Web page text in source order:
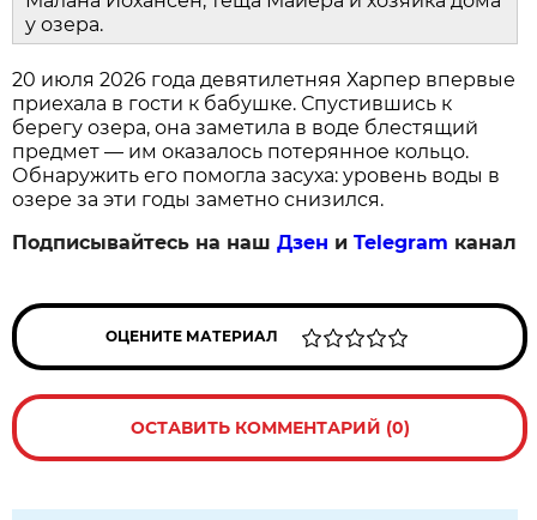
у озера.
20 июля 2026 года девятилетняя Харпер впервые
приехала в гости к бабушке. Спустившись к
берегу озера, она заметила в воде блестящий
предмет — им оказалось потерянное кольцо.
Обнаружить его помогла засуха: уровень воды в
озере за эти годы заметно снизился.
Подписывайтесь на нашДзен иTelegram канал
ОЦЕНИТЕ МАТЕРИАЛ
ОСТАВИТЬ КОММЕНТАРИЙ (0)